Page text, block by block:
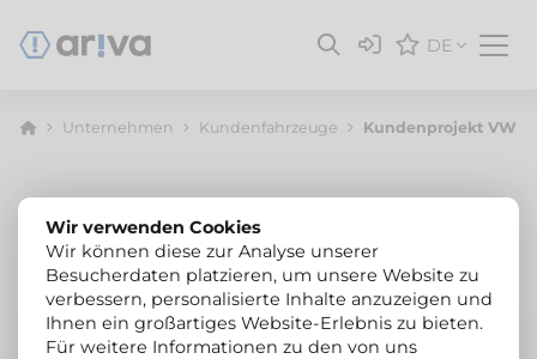
DE
Unternehmen Kunden­fahrzeuge Kundenprojekt VW
VW T6.1 California anthrazit
Wir verwenden Cookies
Wir können diese zur Analyse unserer
Besucherdaten platzieren, um unsere Website zu
verbessern, personalisierte Inhalte anzuzeigen und
Ihnen ein großartiges Website-Erlebnis zu bieten.
Für weitere Informationen zu den von uns